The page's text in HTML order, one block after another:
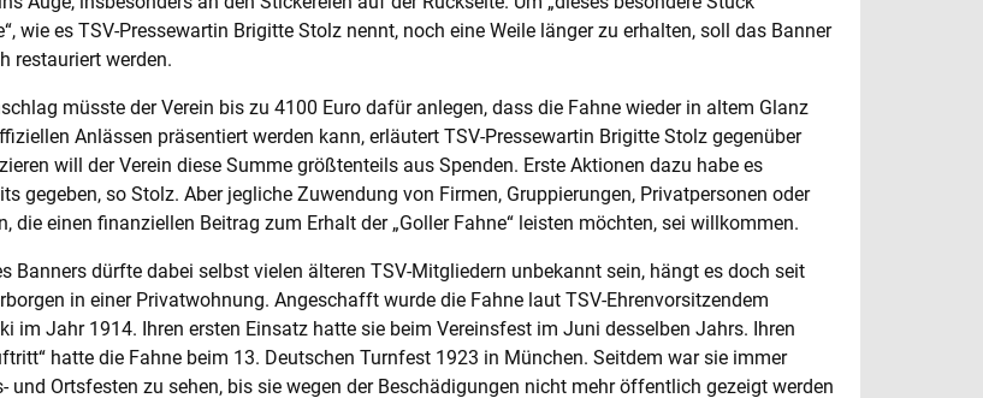
wie es TSV-Pressewartin Brigitte Stolz nennt, noch eine Weile länger zu erhalten, soll das Banner
restauriert werden.
müsste der Verein bis zu 4100 Euro dafür anlegen, dass die Fahne wieder in altem Glanz
Anlässen präsentiert werden kann, erläutert TSV-Pressewartin Brigitte Stolz gegenüber
will der Verein diese Summe größtenteils aus Spenden. Erste Aktionen dazu habe es
gegeben, so Stolz. Aber jegliche Zuwendung von Firmen, Gruppierungen, Privatpersonen oder
die einen finanziellen Beitrag zum Erhalt der „Goller Fahne“ leisten möchten, sei willkommen.
Banners dürfte dabei selbst vielen älteren TSV-Mitgliedern unbekannt sein, hängt es doch seit
in einer Privatwohnung. Angeschafft wurde die Fahne laut TSV-Ehrenvorsitzendem
im Jahr 1914. Ihren ersten Einsatz hatte sie beim Vereinsfest im Juni desselben Jahrs. Ihren
hatte die Fahne beim 13. Deutschen Turnfest 1923 in München. Seitdem war sie immer
und Ortsfesten zu sehen, bis sie wegen der Beschädigungen nicht mehr öffentlich gezeigt werden